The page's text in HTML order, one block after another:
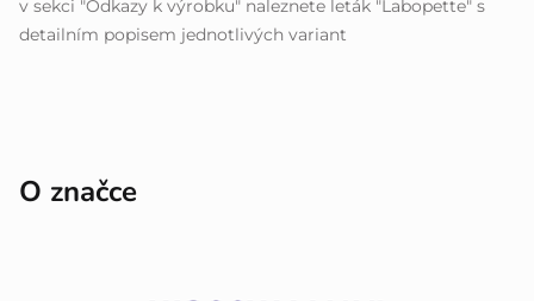
v sekci "Odkazy k výrobku" naleznete leták "Labopette" s
detailním popisem jednotlivých variant
O značce